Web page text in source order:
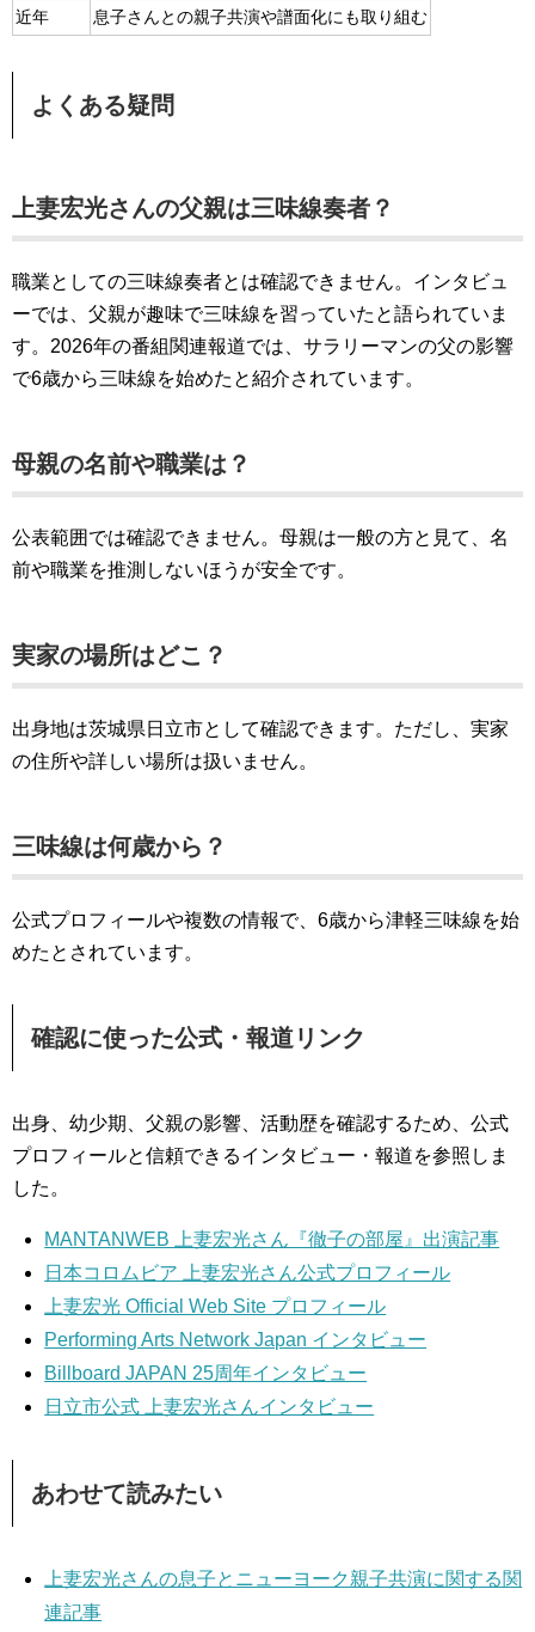
近年
息子さんとの親子共演や譜面化にも取り組む
よくある疑問
上妻宏光さんの父親は三味線奏者？
職業としての三味線奏者とは確認できません。インタビュ
ーでは、父親が趣味で三味線を習っていたと語られていま
す。2026年の番組関連報道では、サラリーマンの父の影響
で6歳から三味線を始めたと紹介されています。
母親の名前や職業は？
公表範囲では確認できません。母親は一般の方と見て、名
前や職業を推測しないほうが安全です。
実家の場所はどこ？
出身地は茨城県日立市として確認できます。ただし、実家
の住所や詳しい場所は扱いません。
三味線は何歳から？
公式プロフィールや複数の情報で、6歳から津軽三味線を始
めたとされています。
確認に使った公式・報道リンク
出身、幼少期、父親の影響、活動歴を確認するため、公式
プロフィールと信頼できるインタビュー・報道を参照しま
した。
MANTANWEB 上妻宏光さん『徹子の部屋』出演記事
日本コロムビア 上妻宏光さん公式プロフィール
上妻宏光 Official Web Site プロフィール
Performing Arts Network Japan インタビュー
Billboard JAPAN 25周年インタビュー
日立市公式 上妻宏光さんインタビュー
あわせて読みたい
上妻宏光さんの息子とニューヨーク親子共演に関する関
連記事